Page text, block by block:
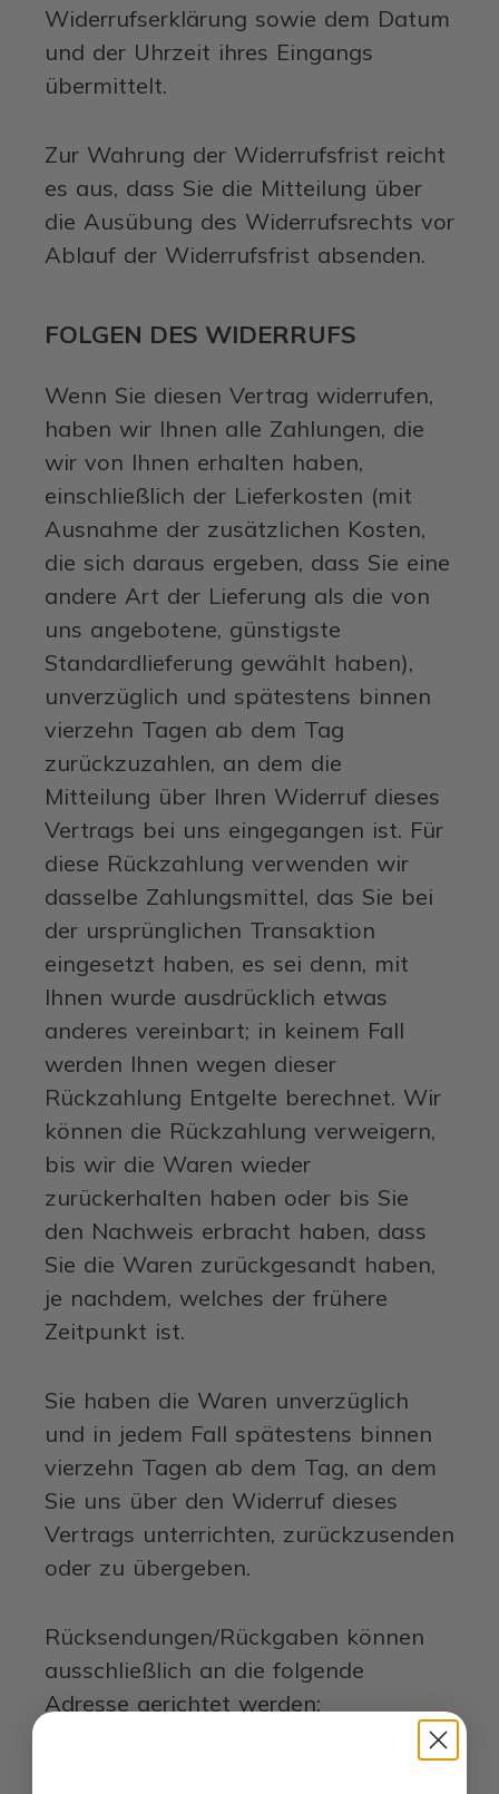
Widerrufserklärung sowie dem Datum
und der Uhrzeit ihres Eingangs
übermittelt.
Zur Wahrung der Widerrufsfrist reicht
es aus, dass Sie die Mitteilung über
die Ausübung des Widerrufsrechts vor
Ablauf der Widerrufsfrist absenden.
FOLGEN DES WIDERRUFS
Wenn Sie diesen Vertrag widerrufen,
haben wir Ihnen alle Zahlungen, die
wir von Ihnen erhalten haben,
einschließlich der Lieferkosten (mit
Ausnahme der zusätzlichen Kosten,
die sich daraus ergeben, dass Sie eine
andere Art der Lieferung als die von
uns angebotene, günstigste
Standardlieferung gewählt haben),
unverzüglich und spätestens binnen
vierzehn Tagen ab dem Tag
zurückzuzahlen, an dem die
Mitteilung über Ihren Widerruf dieses
Vertrags bei uns eingegangen ist. Für
diese Rückzahlung verwenden wir
dasselbe Zahlungsmittel, das Sie bei
der ursprünglichen Transaktion
eingesetzt haben, es sei denn, mit
Ihnen wurde ausdrücklich etwas
anderes vereinbart; in keinem Fall
werden Ihnen wegen dieser
Rückzahlung Entgelte berechnet. Wir
können die Rückzahlung verweigern,
bis wir die Waren wieder
zurückerhalten haben oder bis Sie
den Nachweis erbracht haben, dass
Sie die Waren zurückgesandt haben,
je nachdem, welches der frühere
Zeitpunkt ist.
Sie haben die Waren unverzüglich
und in jedem Fall spätestens binnen
vierzehn Tagen ab dem Tag, an dem
Sie uns über den Widerruf dieses
Vertrags unterrichten, zurückzusenden
oder zu übergeben.
Rücksendungen/Rückgaben können
ausschließlich an die folgende
Adresse gerichtet werden:
Schlürf GmbH, Sickingenstraße 20-28,